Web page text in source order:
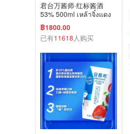
君台万酱师·红标酱酒
53% 500ml เหล้าจิ๋งแดง
ว่านเจียงซือ 53% 500m
฿1800.00
已有11618人购买